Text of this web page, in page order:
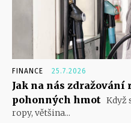
FINANCE 25.7.2026
Jak na nás zdražování
pohonných hmot Když
ropy, většina...